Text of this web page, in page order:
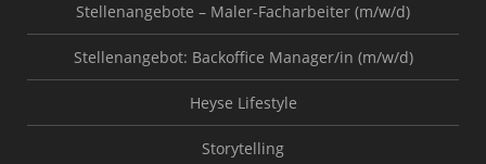
Stellenangebote – Maler-Facharbeiter (m/w/d)
Stellenangebot: Backoffice Manager/in (m/w/d)
Heyse Lifestyle
Storytelling